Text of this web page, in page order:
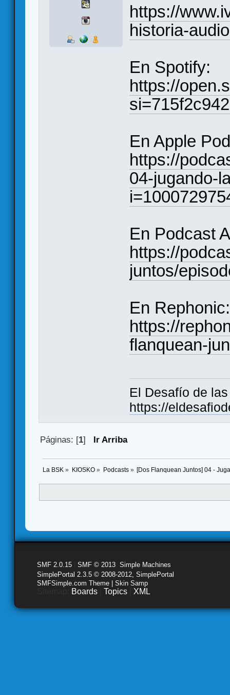
https://
historia-
En Spotify:
https://
En Apple
https://
04-jugando-
En Podcast
https://
juntos/
En Rephonic:
https://
flanquean-
El Desafío de
https://
Páginas: [1] Ir Arriba
La BSK » KIOSKO» Podcasts» [Dos Flanquean Juntos] 04 -
SMF 2.0.15 SMF © 2013 Simple Machines
SimplePortal 2.3.5 © 2008-2012, SimplePortal
SMFSimple.com Theme | Skin Samp
Boards Topics XML